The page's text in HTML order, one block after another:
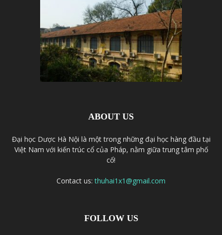
ABOUT US
Đại học Dược Hà Nội là một trong những đại học hàng đầu tại
Việt Nam với kiến trúc cổ của Pháp, nằm giữa trung tâm phố
cổ!
Contact us:thuhai1x1@gmail.com
FOLLOW US